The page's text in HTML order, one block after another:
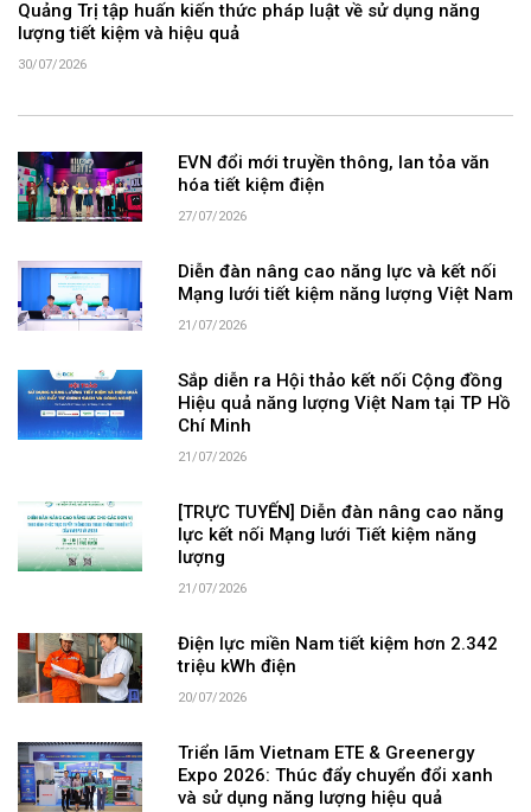
Quảng Trị tập huấn kiến thức pháp luật về sử dụng năng
lượng tiết kiệm và hiệu quả
30/07/2026
EVN đổi mới truyền thông, lan tỏa văn
hóa tiết kiệm điện
27/07/2026
Diễn đàn nâng cao năng lực và kết nối
Mạng lưới tiết kiệm năng lượng Việt Nam
21/07/2026
Sắp diễn ra Hội thảo kết nối Cộng đồng
Hiệu quả năng lượng Việt Nam tại TP Hồ
Chí Minh
21/07/2026
[TRỰC TUYẾN] Diễn đàn nâng cao năng
lực kết nối Mạng lưới Tiết kiệm năng
lượng
21/07/2026
Điện lực miền Nam tiết kiệm hơn 2.342
triệu kWh điện
20/07/2026
Triển lãm Vietnam ETE & Greenergy
Expo 2026: Thúc đẩy chuyển đổi xanh
và sử dụng năng lượng hiệu quả